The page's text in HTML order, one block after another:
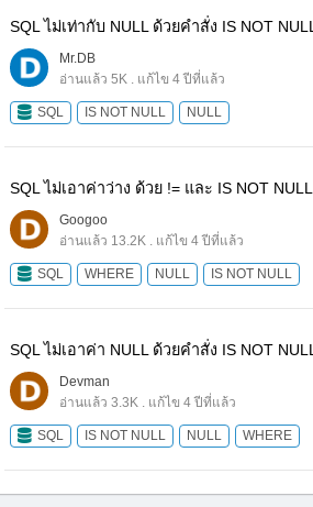
SQL ไม่เท่ากับ NULL ด้วยคำสั่ง IS NOT NULL
Mr.DB
อ่านแล้ว 5K . แก้ไข 4 ปีที่แล้ว
SQL IS NOT NULL NULL
SQL ไม่เอาค่าว่าง ด้วย != และ IS NOT NULL
Googoo
อ่านแล้ว 13.2K . แก้ไข 4 ปีที่แล้ว
SQL WHERE NULL IS NOT NULL
SQL ไม่เอาค่า NULL ด้วยคำสั่ง IS NOT NULL
Devman
อ่านแล้ว 3.3K . แก้ไข 4 ปีที่แล้ว
SQL IS NOT NULL NULL WHERE